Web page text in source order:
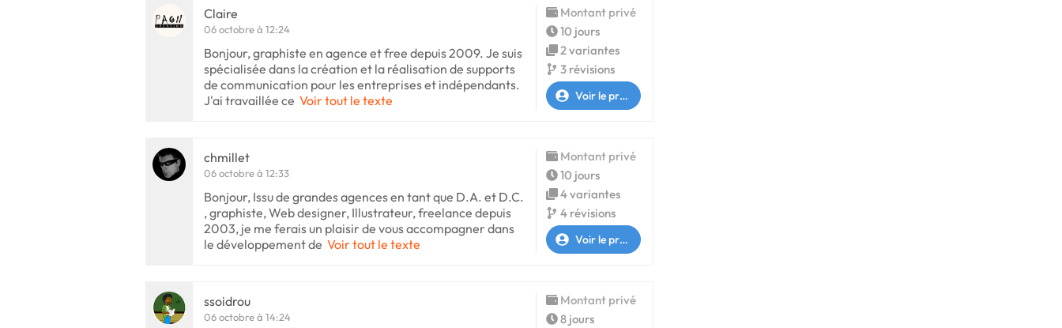
Claire
06 octobre à 12:24
Bonjour, graphiste en agence et free depuis 2009. Je suis
spécialisée dans la création et la réalisation de supports
de communication pour les entreprises et indépendants.
J'ai travaillée ce Voir tout le texte
Montant privé
10 jours
2 variantes
3 révisions
Voir le profil
chmillet
06 octobre à 12:33
Bonjour, Issu de grandes agences en tant que D.A. et D.C.
, graphiste, Web designer, Illustrateur, freelance depuis
2003, je me ferais un plaisir de vous accompagner dans
le développement de Voir tout le texte
Montant privé
10 jours
4 variantes
4 révisions
Voir le profil
ssoidrou
06 octobre à 14:24
Montant privé
8 jours